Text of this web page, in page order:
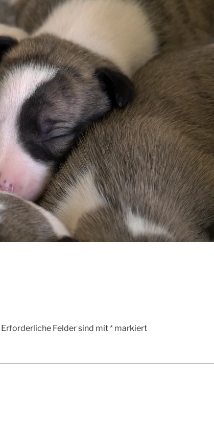
Erforderliche Felder sind mit* markiert